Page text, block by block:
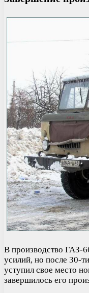
В производство ГАЗ-
усилий, но после 30-
уступил свое место
завершилось его